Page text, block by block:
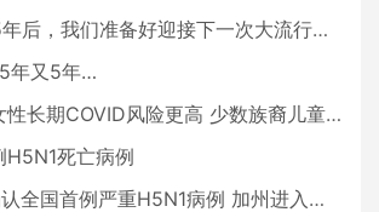
后，我们准备好迎接下一次大流行了吗？
年又5年…
长期COVID风险更高 少数族裔儿童存在差异
H5N1死亡病例
国首例严重H5N1病例 加州进入紧急状态